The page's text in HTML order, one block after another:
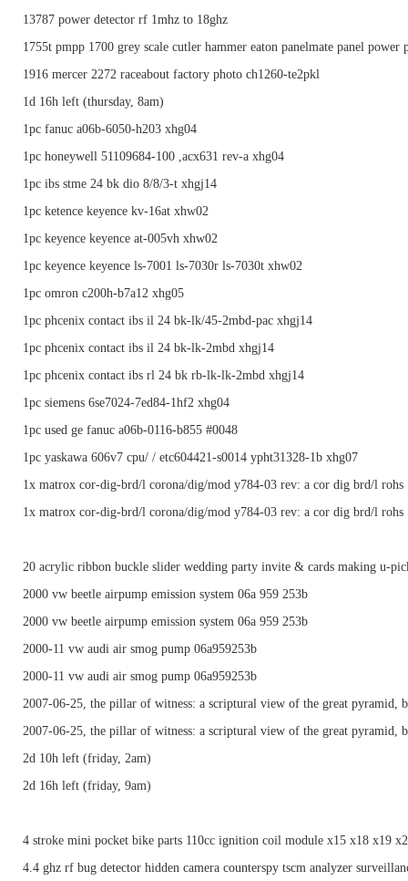
13787 power detector rf 1mhz to 18ghz
1755t pmpp 1700 grey scale cutler hammer eaton panelmate panel power
1916 mercer 2272 raceabout factory photo ch1260-te2pkl
1d 16h left (thursday, 8am)
1pc fanuc a06b-6050-h203 xhg04
1pc honeywell 51109684-100 ,acx631 rev-a xhg04
1pc ibs stme 24 bk dio 8/8/3-t xhgj14
1pc ketence keyence kv-16at xhw02
1pc keyence keyence at-005vh xhw02
1pc keyence keyence ls-7001 ls-7030r ls-7030t xhw02
1pc omron c200h-b7a12 xhg05
1pc phcenix contact ibs il 24 bk-lk/45-2mbd-pac xhgj14
1pc phcenix contact ibs il 24 bk-lk-2mbd xhgj14
1pc phcenix contact ibs rl 24 bk rb-lk-lk-2mbd xhgj14
1pc siemens 6se7024-7ed84-1hf2 xhg04
1pc used ge fanuc a06b-0116-b855 #0048
1pc yaskawa 606v7 cpu/ / etc604421-s0014 ypht31328-1b xhg07
1x matrox cor-dig-brd/l corona/dig/mod y784-03 rev: a cor dig brd/l rohs
1x matrox cor-dig-brd/l corona/dig/mod y784-03 rev: a cor dig brd/l rohs
20 acrylic ribbon buckle slider wedding party invite & cards making u-
2000 vw beetle airpump emission system 06a 959 253b
2000 vw beetle airpump emission system 06a 959 253b
2000-11 vw audi air smog pump 06a959253b
2000-11 vw audi air smog pump 06a959253b
2007-06-25, the pillar of witness: a scriptural view of the great pyramid,
2007-06-25, the pillar of witness: a scriptural view of the great pyramid,
2d 10h left (friday, 2am)
2d 16h left (friday, 9am)
4 stroke mini pocket bike parts 110cc ignition coil module x15 x18 x19
4.4 ghz rf bug detector hidden camera counterspy tscm analyzer